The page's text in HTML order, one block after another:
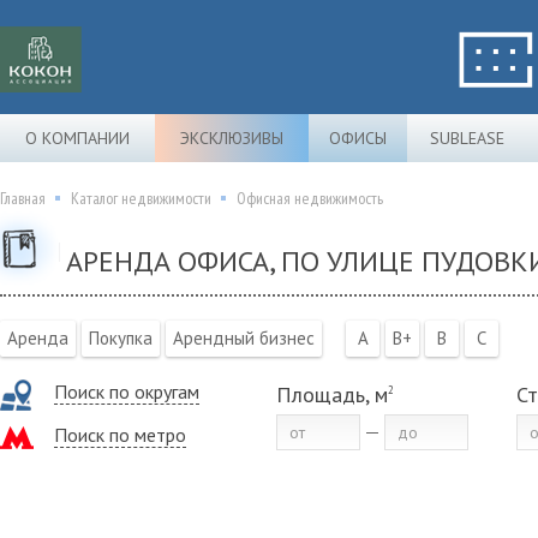
О КОМПАНИИ ЭКСКЛЮЗИВЫ ОФИСЫ SUBLEASE
Главная Каталог недвижимости Офисная недвижимость
АРЕНДА ОФИСА, ПО УЛИЦЕ
Аренда Покупка Арендный бизнес A B+ B C
Поиск по округам
Поиск по метро
Площадь, м2